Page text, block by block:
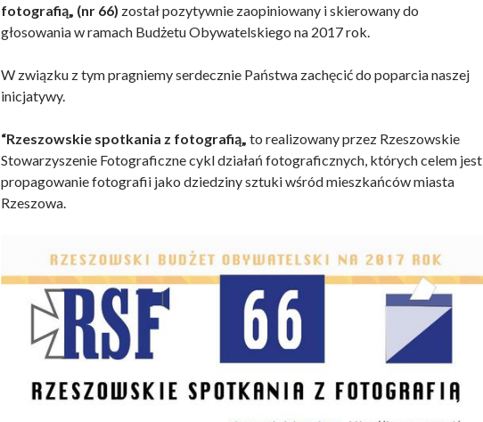
fotografią„ (nr 66) został pozytywnie zaopiniowany i skierowany do
głosowania w ramach Budżetu Obywatelskiego na 2017 rok.
W związku z tym pragniemy serdecznie Państwa zachęcić do poparcia naszej
inicjatywy.
“Rzeszowskie spotkania z fotografią„ to realizowany przez Rzeszowskie
Stowarzyszenie Fotograficzne cykl działań fotograficznych, których celem jest
propagowanie fotografii jako dziedziny sztuki wśród mieszkańców miasta
Rzeszowa.